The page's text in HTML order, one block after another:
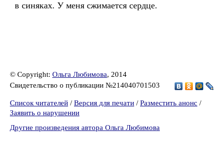
в синяках. У меня сжимается сердце.
© Copyright: Ольга Любимова, 2014
Свидетельство о публикации №214040701503
Список читателей / Версия для печати / Разместить анонс /
Заявить о нарушении
Другие произведения автора Ольга Любимова